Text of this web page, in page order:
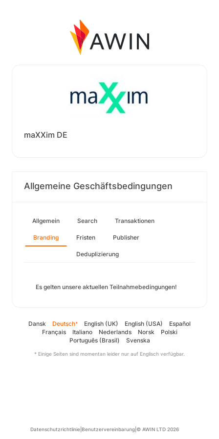
maXXim DE
Allgemeine Geschäftsbedingungen
Allgemein Search Transaktionen
Branding Fristen Publisher
Deduplizierung
Es gelten unsere aktuellen Teilnahmebedingungen!
Dansk Deutsch* English (UK) English (USA)
Español
Français
Italiano Nederlands Norsk
Polski
Português (Brasil)
Svenska
* Einige Seiten sind momentan leider nur auf Englisch verfügbar.
Datenschutzrichtlinie Benutzervereinbarung © AWIN LTD 2026